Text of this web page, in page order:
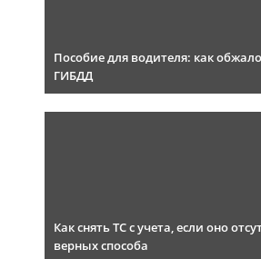
Пособие для водителя: как
ГИБДД
Как снять ТС с учета, если оно
верных способа